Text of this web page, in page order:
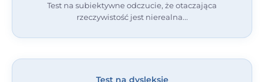
Test na subiektywne odczucie, że otaczająca
rzeczywistość jest nierealna
Test na dysleksję